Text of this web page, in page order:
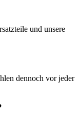
und unsere
dennoch vor jeder